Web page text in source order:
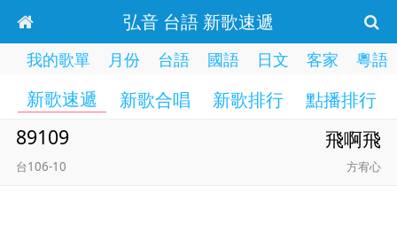
弘音 台語 新歌速遞
我的歌單 月份 台語 國語 日文 客家 粵語
新歌速遞 新歌合唱 新歌排行 點播排行
89109 飛啊飛
台106-10 方宥心